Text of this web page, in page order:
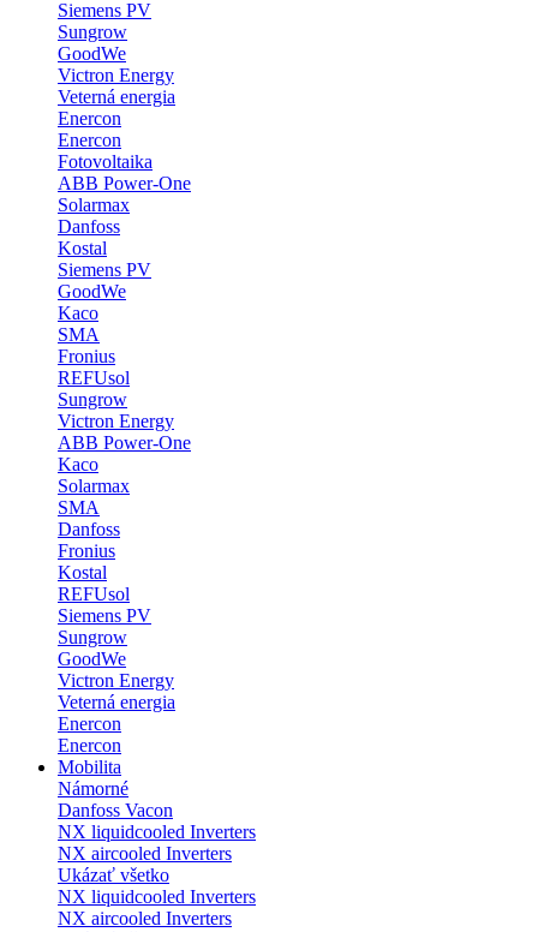
Siemens PV
Sungrow
GoodWe
Victron Energy
Veterná energia
Enercon
Enercon
Fotovoltaika
ABB Power-One
Solarmax
Danfoss
Kostal
Siemens PV
GoodWe
Kaco
SMA
Fronius
REFUsol
Sungrow
Victron Energy
ABB Power-One
Kaco
Solarmax
SMA
Danfoss
Fronius
Kostal
REFUsol
Siemens PV
Sungrow
GoodWe
Victron Energy
Veterná energia
Enercon
Enercon
Mobilita
Námorné
Danfoss Vacon
NX liquidcooled Inverters
NX aircooled Inverters
Ukázať všetko
NX liquidcooled Inverters
NX aircooled Inverters